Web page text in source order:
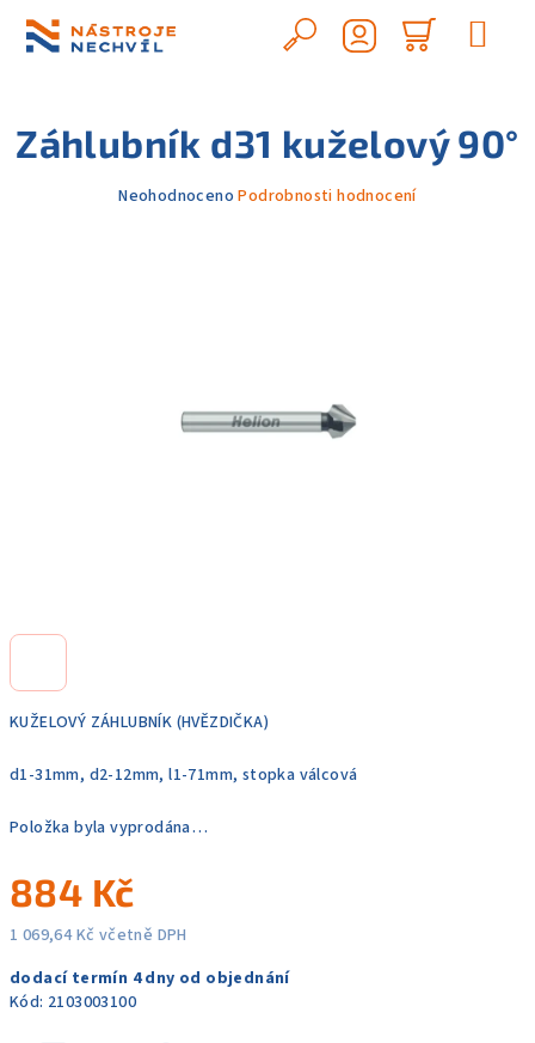
obsah
Hledat
košík
KUŽELOVÝ ZÁHLUBNÍK (HVĚZDIČKA)
d1-31mm, d2-12mm, l1-71mm, stopka válcová
Položka byla vyprodána…
884 Kč
1 069,64 Kč včetně DPH
cena:
dodací termín 4 dny od objednání
Kód: 2103003100
Záhlubník d31 kuželový 90°
Průměrné
Neohodnoceno Podrobnosti hodnocení